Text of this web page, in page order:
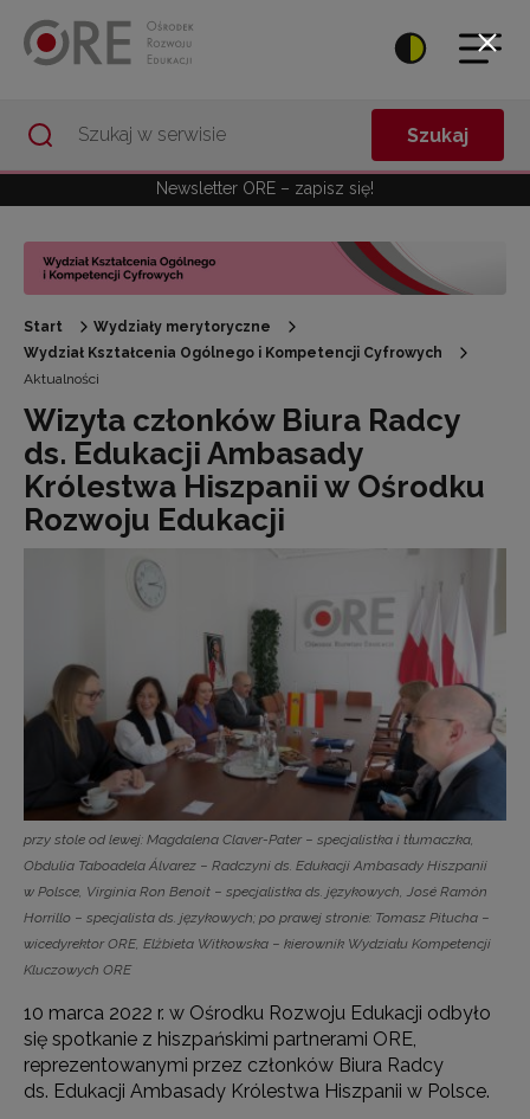
Szukaj
Newsletter ORE – zapisz się!
Start
Wydziały merytoryczne
Wydział Kształcenia Ogólnego i Kompetencji Cyfrowych
Aktualności
Wizyta członków Biura Radcy
ds. Edukacji Ambasady
Królestwa Hiszpanii w Ośrodku
Rozwoju Edukacji
przy stole od lewej: Magdalena Claver-Pater − specjalistka i tłumaczka,
Obdulia Taboadela Álvarez − Radczyni ds. Edukacji Ambasady Hiszpanii
w Polsce, Virginia Ron Benoit − specjalistka ds. językowych, José Ramón
Horrillo − specjalista ds. językowych; po prawej stronie: Tomasz Pitucha −
wicedyrektor ORE, Elżbieta Witkowska − kierownik Wydziału Kompetencji
Kluczowych ORE
10 marca 2022 r. w Ośrodku Rozwoju Edukacji odbyło
się spotkanie z hiszpańskimi partnerami ORE,
reprezentowanymi przez członków Biura Radcy
ds. Edukacji Ambasady Królestwa Hiszpanii w Polsce.